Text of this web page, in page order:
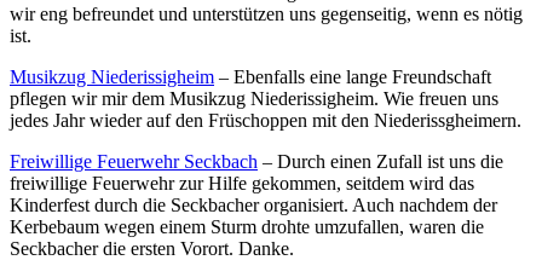
wir eng befreundet und unterstützen uns gegenseitig, wenn es nötig
ist.
Musikzug Niederissigheim – Ebenfalls eine lange Freundschaft
pflegen wir mir dem Musikzug Niederissigheim. Wie freuen uns
jedes Jahr wieder auf den Früschoppen mit den Niederissgheimern.
Freiwillige Feuerwehr Seckbach – Durch einen Zufall ist uns die
freiwillige Feuerwehr zur Hilfe gekommen, seitdem wird das
Kinderfest durch die Seckbacher organisiert. Auch nachdem der
Kerbebaum wegen einem Sturm drohte umzufallen, waren die
Seckbacher die ersten Vorort. Danke.